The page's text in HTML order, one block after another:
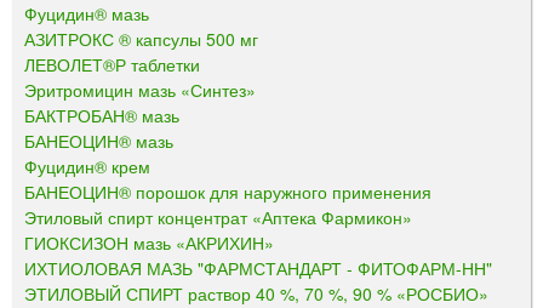
Фуцидин® мазь
АЗИТРОКС ® капсулы 500 мг
ЛЕВОЛЕТ®Р таблетки
Эритромицин мазь «Синтез»
БАКТРОБАН® мазь
БАНЕОЦИН® мазь
Фуцидин® крем
БАНЕОЦИН® порошок для наружного применения
Этиловый спирт концентрат «Аптека Фармикон»
ГИОКСИЗОН мазь «АКРИХИН»
ИХТИОЛОВАЯ МАЗЬ "ФАРМСТАНДАРТ - ФИТОФАРМ-НН"
ЭТИЛОВЫЙ СПИРТ раствор 40 %, 70 %, 90 % «РОСБИО»